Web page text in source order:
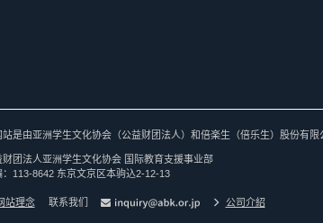
站是由亚洲学生文化协会（公益财团法人）和倍楽生（倍乐生）股份有限
财团法人亚洲学生文化协会 国际教育支援事业部
：113-8642 东京文京区本驹込2-12-13
站理念 联系我们 公司介紹